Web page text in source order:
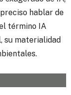
preciso hablar de
término IA
su materialidad